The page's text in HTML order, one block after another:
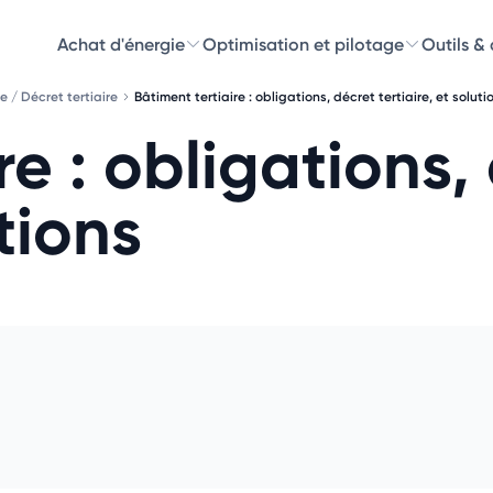
Achat d'énergie Optimisation et pilotage Outils &
/ Décret tertiaire Bâtiment tertiaire : obligations, décret tertiaire, et
: obligations,
Choisissez les